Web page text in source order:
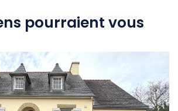
pourraient vous
intéresser